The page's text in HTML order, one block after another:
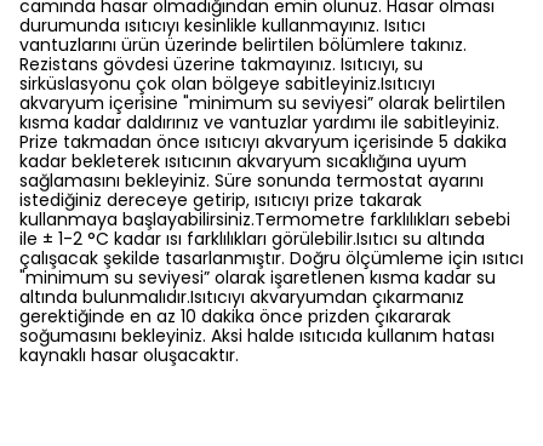
camında hasar olmadığından emin olunuz. Hasar olması
durumunda ısıtıcıyı kesinlikle kullanmayınız. Isıtıcı
vantuzlarını ürün üzerinde belirtilen bölümlere takınız.
Rezistans gövdesi üzerine takmayınız. Isıtıcıyı, su
sirküslasyonu çok olan bölgeye sabitleyiniz.Isıtıcıyı
akvaryum içerisine "minimum su seviyesi” olarak belirtilen
kısma kadar daldırınız ve vantuzlar yardımı ile sabitleyiniz.
Prize takmadan önce ısıtıcıyı akvaryum içerisinde 5 dakika
kadar bekleterek ısıtıcının akvaryum sıcaklığına uyum
sağlamasını bekleyiniz. Süre sonunda termostat ayarını
istediğiniz dereceye getirip, ısıtıcıyı prize takarak
kullanmaya başlayabilirsiniz.Termometre farklılıkları sebebi
ile ± 1-2 °C kadar ısı farklılıkları görülebilir.Isıtıcı su altında
çalışacak şekilde tasarlanmıştır. Doğru ölçümleme için ısıtıcı
"minimum su seviyesi” olarak işaretlenen kısma kadar su
altında bulunmalıdır.Isıtıcıyı akvaryumdan çıkarmanız
gerektiğinde en az 10 dakika önce prizden çıkararak
soğumasını bekleyiniz. Aksi halde ısıtıcıda kullanım hatası
kaynaklı hasar oluşacaktır.